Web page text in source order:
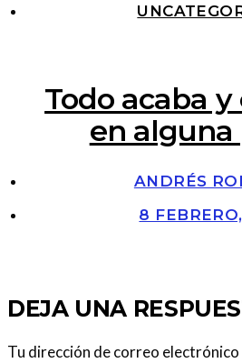
Todo acaba
en alguna
ANDRÉS
8
DEJA UNA
Tu dirección de correo electrónico